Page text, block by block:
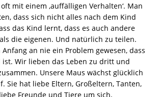
mit einem ‚auffälligen Verhalten‘. Man
dass sich nicht alles nach dem Kind
das Kind lernt, dass es auch andere
die eigenen. Und natürlich zu teilen.
an nie ein Problem gewesen, dass
ist. Wir lieben das Leben zu dritt und
Unsere Maus wächst glücklich
Sie hat liebe Eltern, Großeltern, Tanten,
Freunde und Tiere um sich.